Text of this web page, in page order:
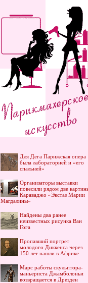
Для Дега Парижская опера
была лабораторией и «его
спальней»
Организаторы выставки
повесили рядом две
Караваджо «Экстаз Марии
Магдалины»
Найдены два ранее
неизвестных рисунка Ван
Гога
Пропавший портрет
молодого Диккенса через
150 лет нашли в Африке
Марс работы скульптора-
маньериста Джамболоньи
возвращается в Дрезден